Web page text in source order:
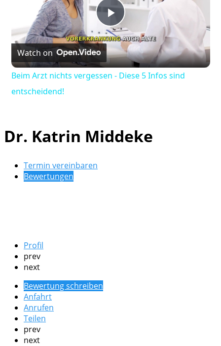
Play
Video
Watch on
Beim Arzt nichts vergessen - Diese 5 Infos sind
entscheidend!
Dr. Katrin Middeke
Termin vereinbaren
Bewertungen
Profil
prev
next
Bewertung schreiben
Anfahrt
Anrufen
Teilen
prev
next